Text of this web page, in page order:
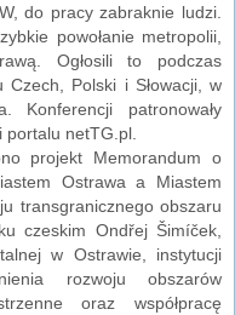
do pracy zabraknie ludzi.
powołanie metropolii,
Ogłosili to podczas
Czech, Polski i Słowacji, w
Konferencji patronowały
netTG.pl.
projekt Memorandum o
Ostrawa a Miastem
transgranicznego obszaru
czeskim Ondřej Šimíček,
w Ostrawie, instytucji
rozwoju obszarów
oraz współpracę